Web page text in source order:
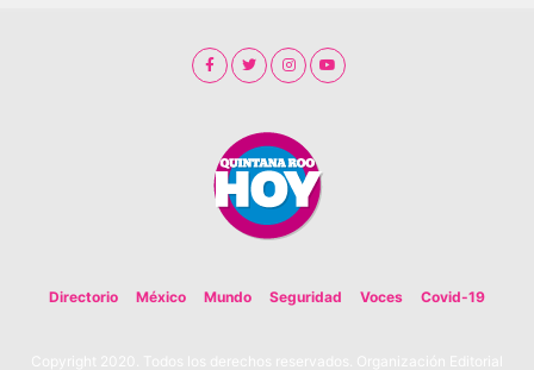
Directorio México Mundo Seguridad Voces Covid-19